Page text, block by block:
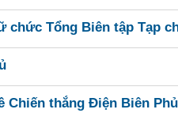
chức Tổng Biên tập Tạp
thắng Điện Biên